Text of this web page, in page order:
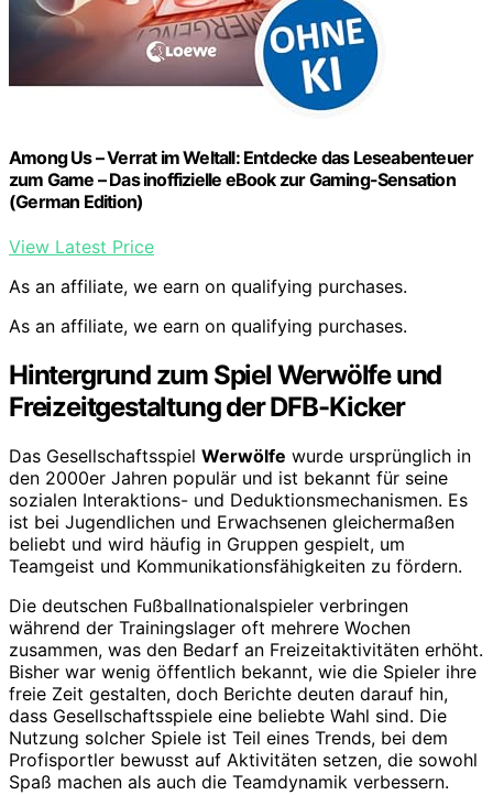
Among Us – Verrat im Weltall: Entdecke das Leseabenteuer
zum Game – Das inoffizielle eBook zur Gaming-Sensation
(German Edition)
View Latest Price
As an affiliate, we earn on qualifying purchases.
As an affiliate, we earn on qualifying purchases.
Hintergrund zum Spiel Werwölfe und
Freizeitgestaltung der DFB-Kicker
Das Gesellschaftsspiel Werwölfe wurde ursprünglich in
den 2000er Jahren populär und ist bekannt für seine
sozialen Interaktions- und Deduktionsmechanismen. Es
ist bei Jugendlichen und Erwachsenen gleichermaßen
beliebt und wird häufig in Gruppen gespielt, um
Teamgeist und Kommunikationsfähigkeiten zu fördern.
Die deutschen Fußballnationalspieler verbringen
während der Trainingslager oft mehrere Wochen
zusammen, was den Bedarf an Freizeitaktivitäten erhöht.
Bisher war wenig öffentlich bekannt, wie die Spieler ihre
freie Zeit gestalten, doch Berichte deuten darauf hin,
dass Gesellschaftsspiele eine beliebte Wahl sind. Die
Nutzung solcher Spiele ist Teil eines Trends, bei dem
Profisportler bewusst auf Aktivitäten setzen, die sowohl
Spaß machen als auch die Teamdynamik verbessern.